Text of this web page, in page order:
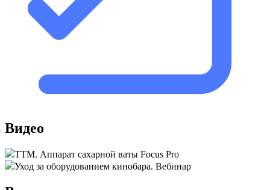
Видео
ТТМ. Аппарат сахарной ваты Focus Pro
Уход за оборудованием кинобара. Вебинар